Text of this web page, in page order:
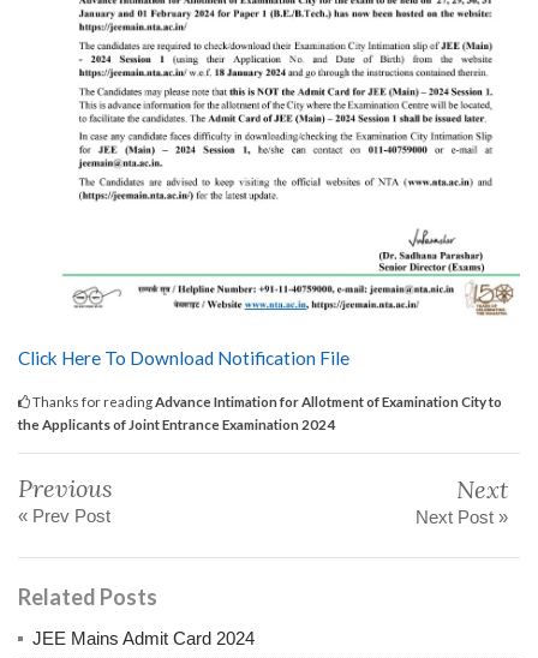
Click Here To Download Notification File
Thanks for readingAdvance Intimation for Allotment of Examination City to
the Applicants of Joint Entrance Examination 2024
Previous
« Prev Post
Next
Next Post »
Related Posts
JEE Mains Admit Card 2024